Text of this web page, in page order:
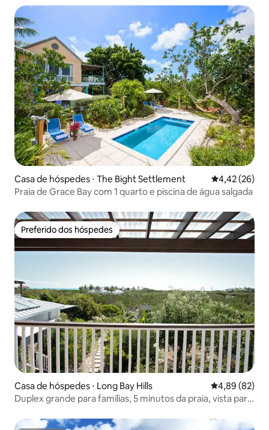
Casa de hóspedes ⋅ The Bight Settlement 4,42 de uma
4,42 (26)
Praia de Grace Bay com 1 quarto e piscina de água salgada
Preferido dos hóspedes
Preferido dos hóspedes
Casa de hóspedes ⋅ Long Bay Hills 4,89 de uma
4,89 (82)
Duplex grande para famílias, 5 minutos da praia, vista para